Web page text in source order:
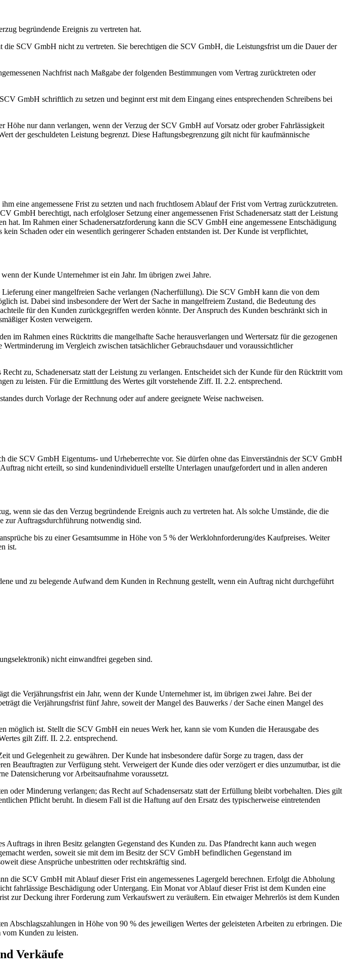
begründende Ereignis zu vertreten hat.
SCV GmbH nicht zu vertreten. Sie berechtigen die SCV GmbH, die Leistungsfrist um die Dauer der
Nachfrist nach Maßgabe der folgenden Bestimmungen vom Vertrag zurücktreten oder
GmbH schriftlich zu setzen und beginnt erst mit dem Eingang eines entsprechenden Schreibens bei
nur dann verlangen, wenn der Verzug der SCV GmbH auf Vorsatz oder grober Fahrlässigkeit
der geschuldeten Leistung begrenzt. Diese Haftungsbegrenzung gilt nicht für kaufmännische
eine angemessene Frist zu setzten und nach fruchtlosem Ablauf der Frist vom Vertrag zurückzutreten.
GmbH berechtigt, nach erfolgloser Setzung einer angemessenen Frist Schadenersatz statt der Leistung
Im Rahmen einer Schadenersatzforderung kann die SCV GmbH eine angemessene Entschädigung
Schaden oder ein wesentlich geringerer Schaden entstanden ist. Der Kunde ist verpflichtet,
der Kunde Unternehmer ist ein Jahr. Im übrigen zwei Jahre.
einer mangelfreien Sache verlangen (Nacherfüllung). Die SCV GmbH kann die von dem
ist. Dabei sind insbesondere der Wert der Sache in mangelfreiem Zustand, die Bedeutung des
für den Kunden zurückgegriffen werden könnte. Der Anspruch des Kunden beschränkt sich in
Kosten verweigern.
Rahmen eines Rücktritts die mangelhafte Sache herausverlangen und Wertersatz für die gezogenen
im Vergleich zwischen tatsächlicher Gebrauchsdauer und voraussichtlicher
zu, Schadenersatz statt der Leistung zu verlangen. Entscheidet sich der Kunde für den Rücktritt vom
zu leisten. Für die Ermittlung des Wertes gilt vorstehende Ziff. II. 2.2. entsprechend.
durch Vorlage der Rechnung oder auf andere geeignete Weise nachweisen.
SCV GmbH Eigentums- und Urheberrechte vor. Sie dürfen ohne das Einverständnis der SCV GmbH
nicht erteilt, so sind kundenindividuell erstellte Unterlagen unaufgefordert und in allen anderen
sie das den Verzug begründende Ereignis auch zu vertreten hat. Als solche Umstände, die die
zur Auftragsdurchführung notwendig sind.
bis zu einer Gesamtsumme in Höhe von 5 % der Werklohnforderung/des Kaufpreises. Weiter
ist.
und zu belegende Aufwand dem Kunden in Rechnung gestellt, wenn ein Auftrag nicht durchgeführt
nicht einwandfrei gegeben sind.
die Verjährungsfrist ein Jahr, wenn der Kunde Unternehmer ist, im übrigen zwei Jahre. Bei der
die Verjährungsfrist fünf Jahre, soweit der Mangel des Bauwerks / der Sache einen Mangel des
ist. Stellt die SCV GmbH ein neues Werk her, kann sie vom Kunden die Herausgabe des
gilt Ziff. II. 2.2. entsprechend.
Gelegenheit zu gewähren. Der Kunde hat insbesondere dafür Sorge zu tragen, dass der
Beauftragten zur Verfügung steht. Verweigert der Kunde dies oder verzögert er dies unzumutbar, ist die
Datensicherung vor Arbeitsaufnahme voraussetzt.
oder Minderung verlangen; das Recht auf Schadensersatz statt der Erfüllung bleibt vorbehalten. Dies gilt
Pflicht beruht. In diesem Fall ist die Haftung auf den Ersatz des typischerweise eintretenden
in ihren Besitz gelangten Gegenstand des Kunden zu. Das Pfandrecht kann auch wegen
werden, soweit sie mit dem im Besitz der SCV GmbH befindlichen Gegenstand im
diese Ansprüche unbestritten oder rechtskräftig sind.
die SCV GmbH mit Ablauf dieser Frist ein angemessenes Lagergeld berechnen. Erfolgt die Abholung
fahrlässige Beschädigung oder Untergang. Ein Monat vor Ablauf dieser Frist ist dem Kunden eine
zur Deckung ihrer Forderung zum Verkaufswert zu veräußern. Ein etwaiger Mehrerlös ist dem Kunden
Abschlagszahlungen in Höhe von 90 % des jeweiligen Wertes der geleisteten Arbeiten zu erbringen. Die
Kunden zu leisten.
Verkäufe